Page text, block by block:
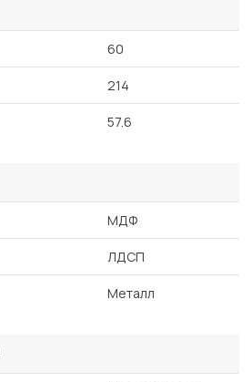
60
214
57.6
МДФ
ЛДСП
Металл